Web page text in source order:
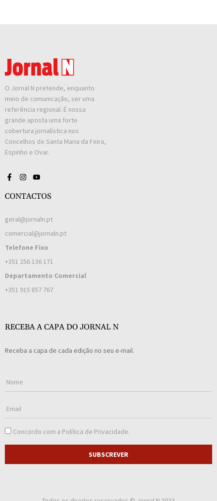
O Jornal N pretende, enquanto
meio de comunicação, ser uma
referência regional. É nossa
grande aposta uma forte
cobertura jornalística nos
Concelhos de Santa Maria da Feira,
Espinho e Ovar.
CONTACTOS
geral@jornaln.pt
comercial@jornaln.pt
Telefone Fixo
+351 256 136 171
Departamento Comercial
+351 915 857 767
RECEBA A CAPA DO JORNAL N
Receba a capa de cada edição no seu e-mail.
Concordo com a Política de Privacidade.
SUBSCREVER